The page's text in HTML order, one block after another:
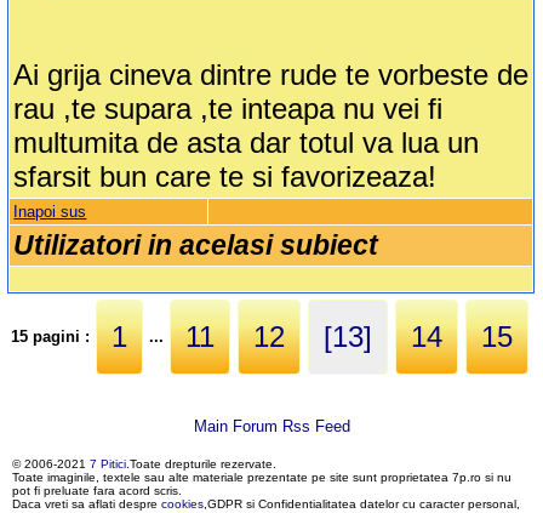
Ai grija cineva dintre rude te vorbeste de
rau ,te supara ,te inteapa nu vei fi
multumita de asta dar totul va lua un
sfarsit bun care te si favorizeaza!
Inapoi sus
Utilizatori in acelasi subiect
15 pagini : 1 ... 11 12 [13] 14 15
Main Forum Rss Feed
© 2006-2021 7 Pitici.Toate drepturile rezervate.
Toate imaginile, textele sau alte materiale prezentate pe site sunt proprietatea 7p.ro si nu
pot fi preluate fara acord scris.
Daca vreti sa aflati despre cookies,GDPR si Confidentialitatea datelor cu caracter personal,